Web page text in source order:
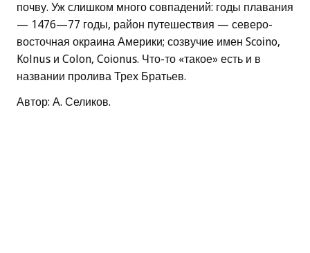
почву. Уж слишком много совпадений: годы плавания
— 1476—77 годы, район путешествия — северо-
восточная окраина Америки; созвучие имен Scoіno,
Kolnus и Colon, Coіonus. Что-то «такое» есть и в
названии пролива Трех Братьев.
Автор: А. Селиков.